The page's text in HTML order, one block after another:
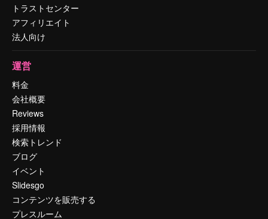
トラストセンター
アフィリエイト
法人向け
運営
料金
会社概要
Reviews
採用情報
検索トレンド
ブログ
イベント
Slidesgo
コンテンツを販売する
プレスルーム